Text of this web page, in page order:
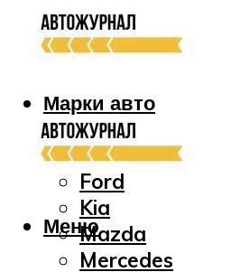
Марки авто
Audi
Bmw
Ford
Kia
Mazda
Mercedes
Меню